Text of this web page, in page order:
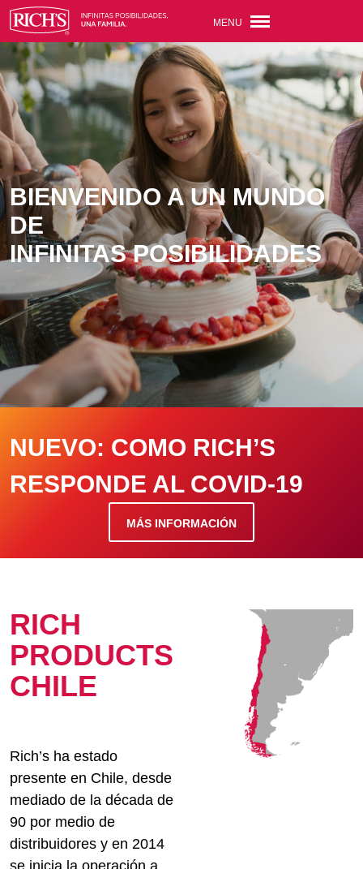
MENU
BIENVENIDO A UN MUNDO
DE
INFINITAS POSIBILIDADES
NUEVO: COMO RICH’S
RESPONDE AL COVID-19
MÁS INFORMACIÓN
RICH
PRODUCTS
CHILE
Rich’s ha estado
presente en Chile, desde
mediado de la década de
90 por medio de
distribuidores y en 2014